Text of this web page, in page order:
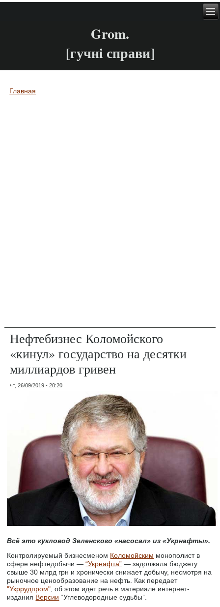
Grom.
[гучні справи]
Вы здесь
Главная
Нефтебизнес Коломойского
«кинул» государство на десятки
миллиардов гривен
чт, 26/09/2019 - 20:20
Всё это кукловод Зеленского «насосал» из «Укрнафты».
Контролируемый бизнесменом Коломойским монополист в
сфере нефтедобычи —“Укрнафта” — задолжала бюджету
свыше 30 млрд грн и хронически снижает добычу, несмотря на
рыночное ценообразование на нефть. Как передает
"Укррудпром" , об этом идет речь в материале интернет-
издания Версии “Углеводородные судьбы”.